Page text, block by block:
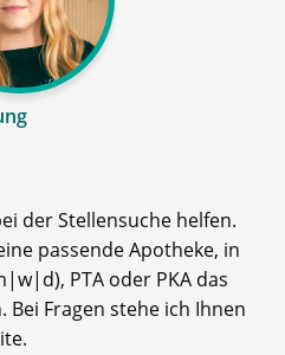
der Stellensuche helfen.
passende Apotheke, in
PTA oder PKA das
Fragen stehe ich Ihnen